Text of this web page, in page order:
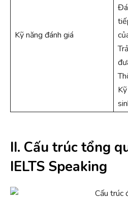
Kỹ năng đánh giá
II. Cấu trúc tổng
IELTS Speaking